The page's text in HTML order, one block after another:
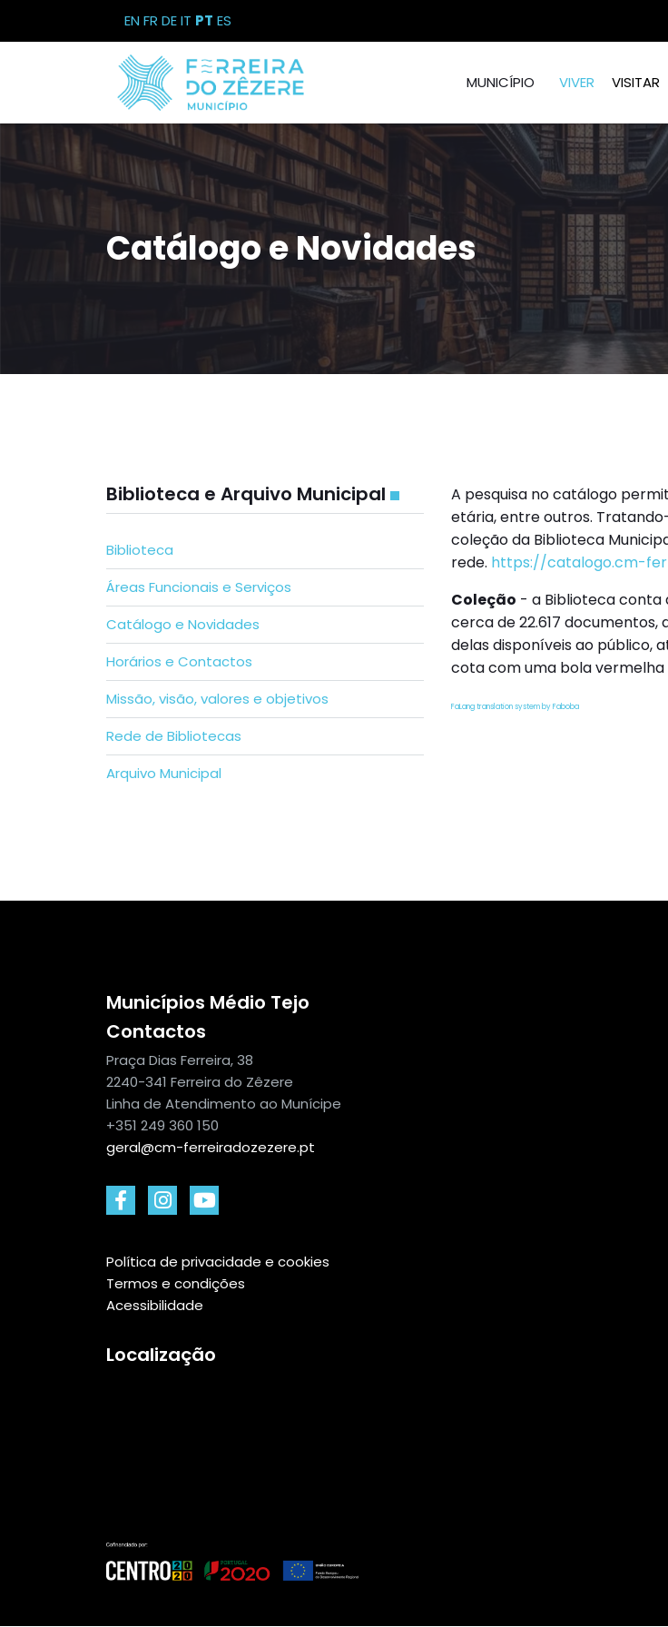
EN FR DEIT PT ES
MUNICÍPIO VIVER VISITAR
Catálogo e Novidades
Biblioteca e Arquivo Municipal
Biblioteca
Áreas Funcionais e Serviços
Catálogo e Novidades
Horários e Contactos
Missão, visão, valores e objetivos
Rede de Bibliotecas
Arquivo Municipal
A pesquisa no catálogo
etária, entre outros.
coleção da Biblioteca
rede. https://catalogo.cm-
Coleção - a Biblioteca conta
cerca de 22.617
delas disponíveis ao público,
cota com uma bola vermelha
FaLang translation system by Faboba
Municípios Médio Tejo
Contactos
Praça Dias Ferreira, 38
2240-341 Ferreira do Zêzere
Linha de Atendimento ao Munícipe
+351 249 360 150
geral@cm-ferreiradozezere.pt
Política de privacidade e cookies
Termos e condições
Acessibilidade
Localização